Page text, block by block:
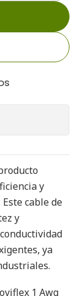
y
cable de
y
ya
1 Awg